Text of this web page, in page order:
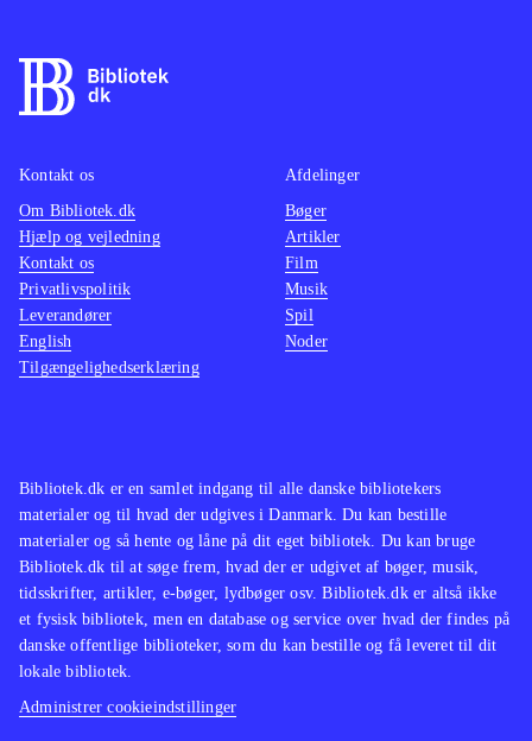
Bibliotek.dk er en samlet indgang til alle danske bibliotekers
materialer og til hvad der udgives i Danmark. Du kan bestille
materialer og så hente og låne på dit eget bibliotek. Du kan bruge
Bibliotek.dk til at søge frem, hvad der er udgivet af bøger, musik,
tidsskrifter, artikler, e-bøger, lydbøger osv. Bibliotek.dk er altså ikke
et fysisk bibliotek, men en database og service over hvad der findes på
danske offentlige biblioteker, som du kan bestille og få leveret til dit
lokale bibliotek.
Administrer cookieindstillinger
Kontakt os
Om Bibliotek.dk
Hjælp og vejledning
Kontakt os
Privatlivspolitik
Leverandører
English
Tilgængelighedserklæring
Afdelinger
Bøger
Artikler
Film
Musik
Spil
Noder